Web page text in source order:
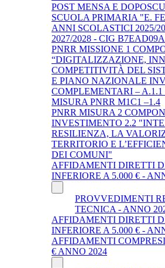
POST MENSA E
SCUOLA PRIMARIA "E.
ANNI SCOLASTICI 2025/
2027/2028 - CIG
PNRR MISSIONE 1
“DIGITALIZZAZIONE,
COMPETITIVITÀ DEL
E PIANO NAZIONALE
COMPLEMENTARI –
MISURA PNRR M1C1 –1.4
PNRR MISURA 2
INVESTIMENTO 2.2
RESILIENZA, LA
TERRITORIO E
DEI COMUNI"
AFFIDAMENTI DIRETTI
INFERIORE A 5.000 € -
PROVVEDIMENTI
TECNICA - ANNO
AFFIDAMENTI DIRETTI
INFERIORE A 5.000 € -
AFFIDAMENTI
€ ANNO 2024